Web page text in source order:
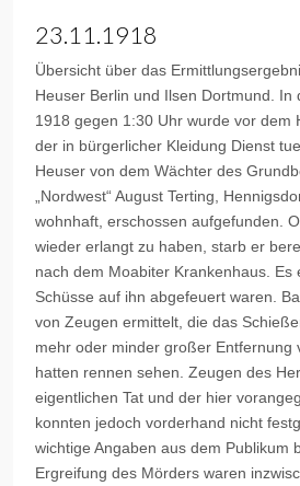
23.11.1918
Übersicht über das
Heuser Berlin und Ilsen Dortmund. In
1918 gegen 1:30 Uhr wurde vor dem
der in bürgerlicher Kleidung Dienst
Heuser von dem Wächter des
„Nordwest“ August Terting,
wohnhaft, erschossen aufgefunden.
wieder erlangt zu haben, starb er
nach dem Moabiter Krankenhaus. Es
Schüsse auf ihn abgefeuert waren.
von Zeugen ermittelt, die das
mehr oder minder großer Entfernung
hatten rennen sehen. Zeugen des
eigentlichen Tat und der hier
konnten jedoch vorderhand nicht
wichtige Angaben aus dem Publikum
Ergreifung des Mörders waren